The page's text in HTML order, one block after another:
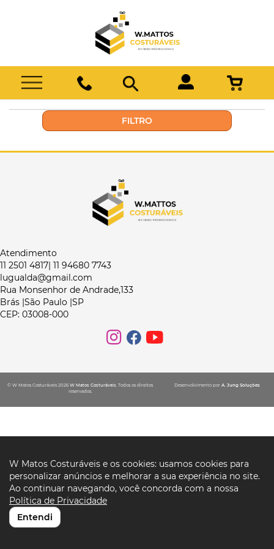
FILTRO
Atendimento
11 2501 4817| 11 94680 7743
lugualda@gmail.com
Rua Monsenhor de Andrade,133
Brás |São Paulo |SP
CEP: 03008-000
© W Matos Costuráveis 2026 W Matos Costuráveis. Todos os direitos
reservados.
Desenvolvimento por A. Jung Soluções
W Matos Costuráveis e os cookies: usamos cookies para
personalizar anúncios e melhorar a sua experiência no site.
Ao continuar navegando, você concorda com a nossa
Política de Privacidade
Entendi